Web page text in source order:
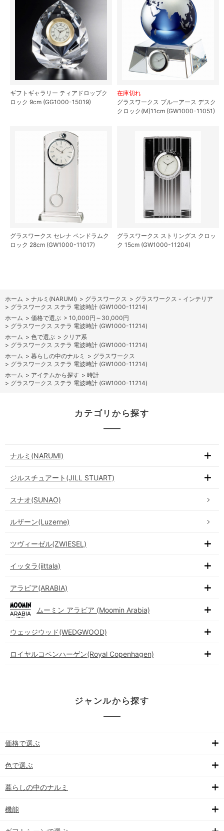
ギフトギャラリー ティアドロップク
ロック 9cm (GG1000-15019)
在庫切れ
グラスワークス ブルーアース デスク
クロック(M)11cm (GW1000-11051)
グラスワークス セレナ ペンドラムク
ロック 28cm (GW1000-11017)
グラスワークス ストリングス クロッ
ク 15cm (GW1000-11204)
ホーム > ナルミ(NARUMI) > グラスワークス > グラスワークス - インテリア
> グラスワークス ステラ 電波時計 (GW1000-11214)
ホーム > 価格で選ぶ > 10,000円～30,000円
> グラスワークス ステラ 電波時計 (GW1000-11214)
ホーム > 色で選ぶ > クリア系
> グラスワークス ステラ 電波時計 (GW1000-11214)
ホーム > 暮らしの中のナルミ > グラスワークス
> グラスワークス ステラ 電波時計 (GW1000-11214)
ホーム > アイテムから探す > 時計
> グラスワークス ステラ 電波時計 (GW1000-11214)
カテゴリから探す
ナルミ(NARUMI)
ジルスチュアート(JILL STUART)
スナオ(SUNAO)
ルザーン(Luzerne)
ツヴィーゼル(ZWIESEL)
イッタラ(iittala)
アラビア(ARABIA)
ムーミン アラビア (Moomin Arabia)
ウェッジウッド(WEDGWOOD)
ロイヤルコペンハーゲン(Royal Copenhagen)
ジャンルから探す
価格で選ぶ
色で選ぶ
暮らしの中のナルミ
機能